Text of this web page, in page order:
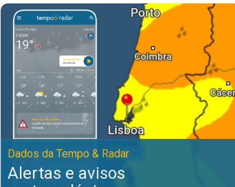
Alertas e avisos meteorológicos. Dados da
Dados da Tempo & Radar
Alertas e avisos